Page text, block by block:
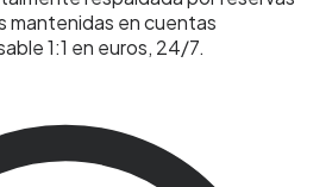
mantenidas en cuentas
1:1 en euros, 24/7.